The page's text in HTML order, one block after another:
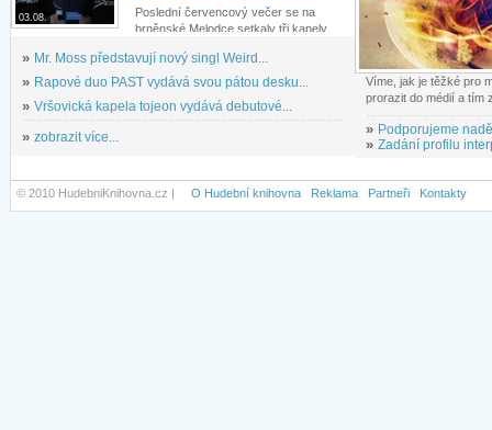
03.08.
Poslední červencový večer se na
brněnské Melodce setkaly tři kapely...
» Mr. Moss představují nový singl Weird...
» Rapové duo PAST vydává svou pátou desku...
» Vršovická kapela tojeon vydává debutové...
» zobrazit více...
Víme, jak je těžké pro
prorazit do médií a tím
» Podporujeme
» Zadání profilu
© 2010 HudebniKnihovna.cz | O Hudební knihovna Reklama Partneři Kontakty